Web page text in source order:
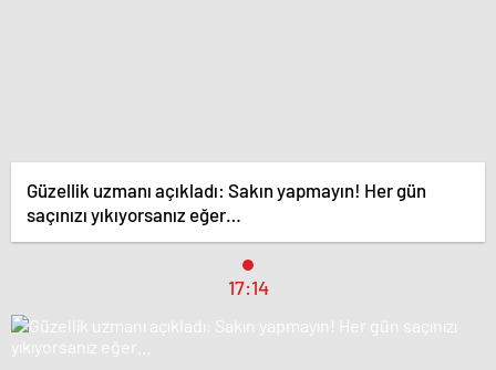
Güzellik uzmanı açıkladı: Sakın yapmayın! Her gün
saçınızı yıkıyorsanız eğer…
17:14